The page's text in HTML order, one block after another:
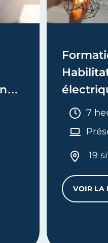
ENTREPRISE
7
19
VOIR LA